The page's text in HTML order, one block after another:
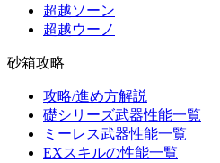
超越ソーン
超越ウーノ
砂箱攻略
攻略/進め方解説
礎シリーズ武器性能一覧
ミーレス武器性能一覧
EXスキルの性能一覧